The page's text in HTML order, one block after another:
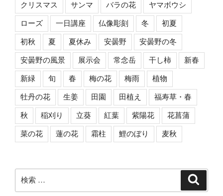
クリスマス サンマ バラの花 ヤマボウシ
ローズ 一日講座 仏像彫刻 冬 初夏
初秋 夏 夏休み 安曇野 安曇野の冬
安曇野の風景 展示会 常念岳 干し柿 新春
新緑 旬 春 梅の花 梅雨 植物
牡丹の花 生姜 田園 田植え 福寿草・春
秋 稲刈り 立葵 紅葉 紫陽花 花菖蒲
菜の花 蓮の花 霜柱 鯉のぼり 麦秋
検
索: